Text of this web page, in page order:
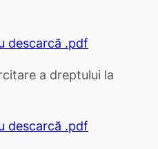
descarcă .pdf
a dreptului la
descarcă .pdf